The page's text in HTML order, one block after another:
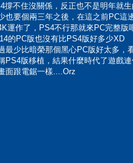
撐不住沒關係，反正也不是明年就
也要個兩三年之後，在這之前PC這
運作了，PS4不行那就來PC完整版
的PC版也沒有比PS4版好多少XD
最少比暗榮那個黑心PC版好太多，
PS4版移植，結果什麼時代了遊戲
面跟電鋸一樣....Orz